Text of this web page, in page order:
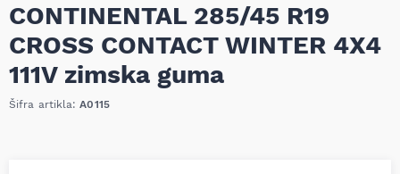
CONTINENTAL 285/45 R19
CROSS CONTACT WINTER 4X4
111V zimska guma
Šifra artikla:A0115